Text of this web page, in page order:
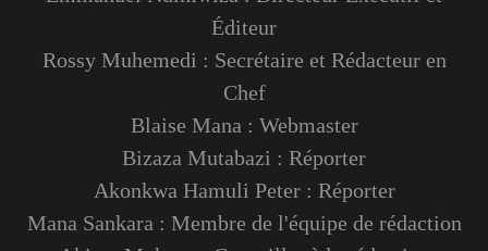
Éditeur
Rossy Muhemedi : Secrétaire et Rédacteur en
Chef
Blaise Mana : Webmaster
Bizaza Mutabazi : Réporter
Akonkwa Hamuli Peter : Réporter
Mana Sankara : Membre de l'équipe de rédaction